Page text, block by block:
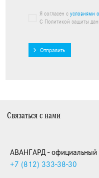
Я согласен с условиями
С Политикой защиты
Отправить
Связаться с нами
АВАНГАРД - официальный
+7 (812) 333-38-30